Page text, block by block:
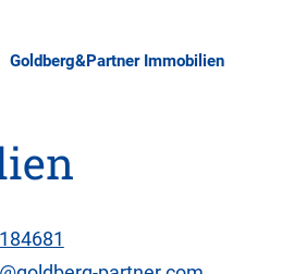
Goldberg&Partner Immobilien